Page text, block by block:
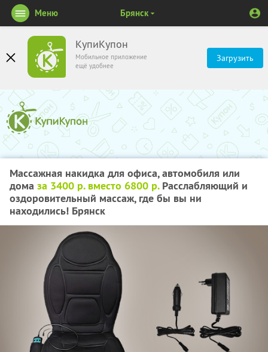
КупиКупон
Мобильное приложение
ещё удобнее
Загрузить
Меню Брянск
Массажная накидка для офиса, автомобиля или
дома за 3400 р. вместо 6800 р.Расслабляющий и
оздоровительный массаж, где бы вы ни
находились! Брянск